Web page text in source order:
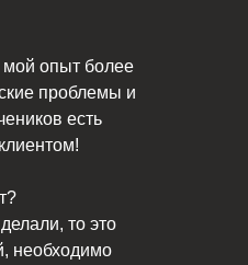
мой опыт более
проблемы и
есть
то это
необходимо